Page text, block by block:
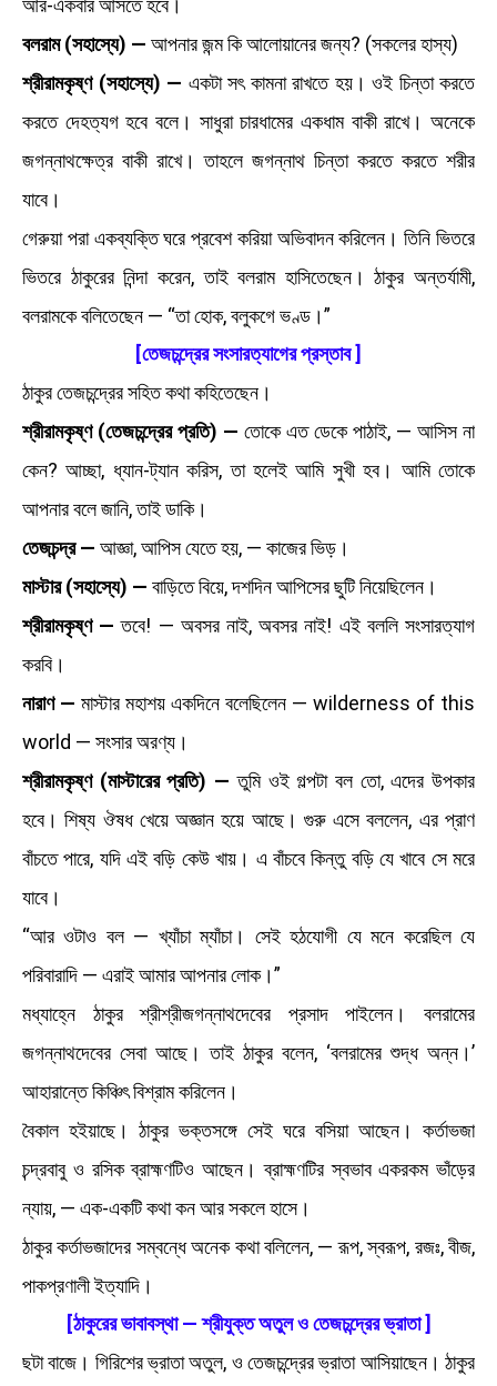
বলরাম (সহাস্যে) — আপনার জন্ম কি আলোয়ানের জন্য? (সকলের হাস্য)
শ্রীরামকৃষ্ণ (সহাস্যে) — একটা সৎ কামনা রাখতে হয়। ওই চিন্তা করতে
করতে দেহত্যগ হবে বলে। সাধুরা চারধামের একধাম বাকী রাখে। অনেকে
জগন্নাথক্ষেত্র বাকী রাখে। তাহলে জগন্নাথ চিন্তা করতে করতে শরীর
যাবে।
গেরুয়া পরা একব্যক্তি ঘরে প্রবেশ করিয়া অভিবাদন করিলেন। তিনি ভিতরে
ভিতরে ঠাকুরের নিন্দা করেন, তাই বলরাম হাসিতেছেন। ঠাকুর অন্তর্যামী,
বলরামকে বলিতেছেন — “তা হোক, বলুকগে ভণ্ড।”
[তেজচন্দ্রের সংসারত্যাগের প্রস্তাব ]
ঠাকুর তেজচন্দ্রের সহিত কথা কহিতেছেন।
শ্রীরামকৃষ্ণ (তেজচন্দ্রের প্রতি) — তোকে এত ডেকে পাঠাই, — আসিস না
কেন? আচ্ছা, ধ্যান-ট্যান করিস, তা হলেই আমি সুখী হব। আমি তোকে
আপনার বলে জানি, তাই ডাকি।
তেজচন্দ্র — আজ্ঞা, আপিস যেতে হয়, — কাজের ভিড়।
মাস্টার (সহাস্যে) — বাড়িতে বিয়ে, দশদিন আপিসের ছুটি নিয়েছিলেন।
শ্রীরামকৃষ্ণ — তবে! — অবসর নাই, অবসর নাই! এই বললি সংসারত্যাগ
করবি।
নারাণ — মাস্টার মহাশয় একদিনে বলেছিলেন — wilderness of this
world — সংসার অরণ্য।
শ্রীরামকৃষ্ণ (মাস্টারের প্রতি) —তুমি ওই গল্পটা বল তো, এদের উপকার
হবে। শিষ্য ঔষধ খেয়ে অজ্ঞান হয়ে আছে। গুরু এসে বললেন, এর প্রাণ
বাঁচতে পারে, যদি এই বড়ি কেউ খায়। এ বাঁচবে কিন্তু বড়ি যে খাবে সে মরে
যাবে।
“আর ওটাও বল — খ্যাঁচা ম্যাঁচা। সেই হঠযোগী যে মনে করেছিল যে
পরিবারাদি — এরাই আমার আপনার লোক।”
মধ্যাহ্নে ঠাকুর শ্রীশ্রীজগন্নাথদেবের প্রসাদ পাইলেন। বলরামের
জগন্নাথদেবের সেবা আছে। তাই ঠাকুর বলেন, ‘বলরামের শুদ্ধ অন্ন।’
আহারান্তে কিঞ্চিৎ বিশ্রাম করিলেন।
বৈকাল হইয়াছে। ঠাকুর ভক্তসঙ্গে সেই ঘরে বসিয়া আছেন। কর্তাভজা
চন্দ্রবাবু ও রসিক ব্রাহ্মণটিও আছেন। ব্রাহ্মণটির স্বভাব একরকম ভাঁড়ের
ন্যায়, — এক-একটি কথা কন আর সকলে হাসে।
ঠাকুর কর্তাভজাদের সম্বন্ধে অনেক কথা বলিলেন, — রূপ, স্বরূপ, রজঃ, বীজ,
পাকপ্রণালী ইত্যাদি।
[ঠাকুরের ভাবাবস্থা — শ্রীযুক্ত অতুল ও তেজচন্দ্রের ভ্রাতা ]
ছটা বাজে। গিরিশের ভ্রাতা অতুল, ও তেজচন্দ্রের ভ্রাতা আসিয়াছেন। ঠাকুর